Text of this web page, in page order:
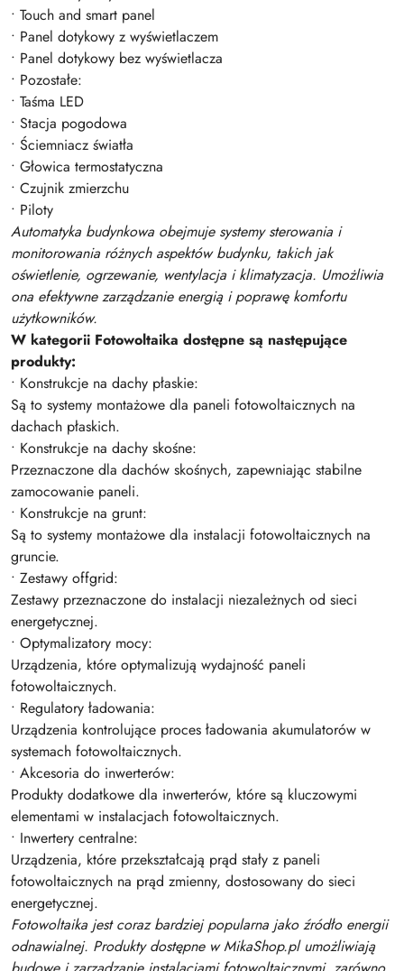
• Touch and smart panel
• Panel dotykowy z wyświetlaczem
• Panel dotykowy bez wyświetlacza
• Pozostałe:
• Taśma LED
• Stacja pogodowa
• Ściemniacz światła
• Głowica termostatyczna
• Czujnik zmierzchu
• Piloty
Automatyka budynkowa obejmuje systemy sterowania i
monitorowania różnych aspektów budynku, takich jak
oświetlenie, ogrzewanie, wentylacja i klimatyzacja. Umożliwia
ona efektywne zarządzanie energią i poprawę komfortu
użytkowników.
W kategorii Fotowoltaika dostępne są następujące
produkty:
• Konstrukcje na dachy płaskie:
Są to systemy montażowe dla paneli fotowoltaicznych na
dachach płaskich.
• Konstrukcje na dachy skośne:
Przeznaczone dla dachów skośnych, zapewniając stabilne
zamocowanie paneli.
• Konstrukcje na grunt:
Są to systemy montażowe dla instalacji fotowoltaicznych na
gruncie.
• Zestawy offgrid:
Zestawy przeznaczone do instalacji niezależnych od sieci
energetycznej.
• Optymalizatory mocy:
Urządzenia, które optymalizują wydajność paneli
fotowoltaicznych.
• Regulatory ładowania:
Urządzenia kontrolujące proces ładowania akumulatorów w
systemach fotowoltaicznych.
• Akcesoria do inwerterów:
Produkty dodatkowe dla inwerterów, które są kluczowymi
elementami w instalacjach fotowoltaicznych.
• Inwertery centralne:
Urządzenia, które przekształcają prąd stały z paneli
fotowoltaicznych na prąd zmienny, dostosowany do sieci
energetycznej.
Fotowoltaika jest coraz bardziej popularna jako źródło energii
odnawialnej. Produkty dostępne w MikaShop.pl umożliwiają